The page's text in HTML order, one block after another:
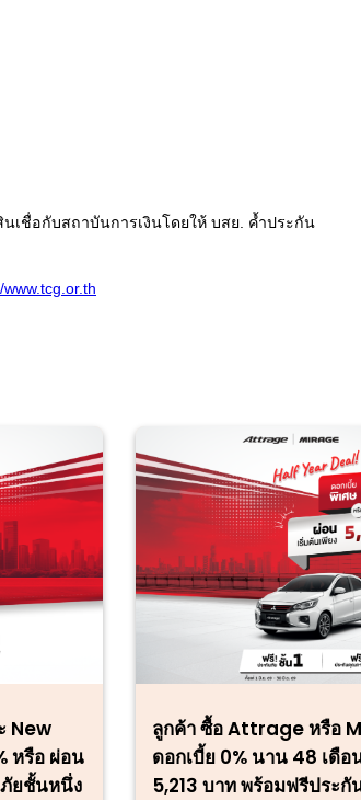
เชื่อกับสถาบันการเงินโดยให้ บสย. ค้ำประกัน
www.tcg.or.th
New
หรือ ผ่อน
ยชั้นหนึ่ง
ลูกค้า ซื้อ Attrage หรือ
ดอกเบี้ย 0% นาน 48 เดื
5,213 บาท พร้อมฟรีประ